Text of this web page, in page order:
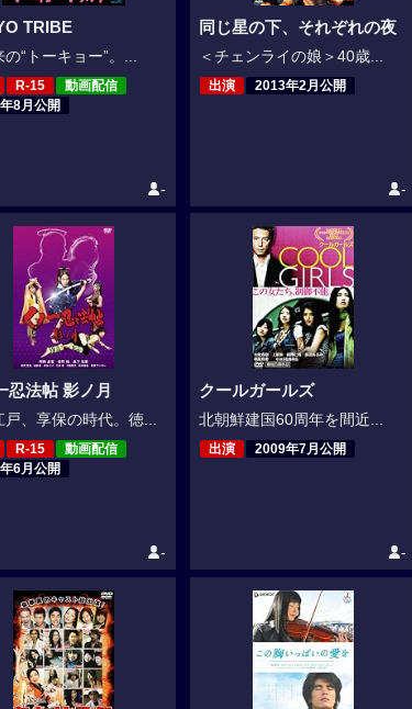
TRIBE
“トーキョー”。...
R-15
動画配信
8月公開
-
同じ星の下、それぞれの夜
＜チェンライの娘＞40歳...
出演 2013年2月公開
-
忍法帖 影ノ月
戸、享保の時代。徳...
R-15
動画配信
6月公開
-
クールガールズ
北朝鮮建国60周年を間近...
出演 2009年7月公開
-